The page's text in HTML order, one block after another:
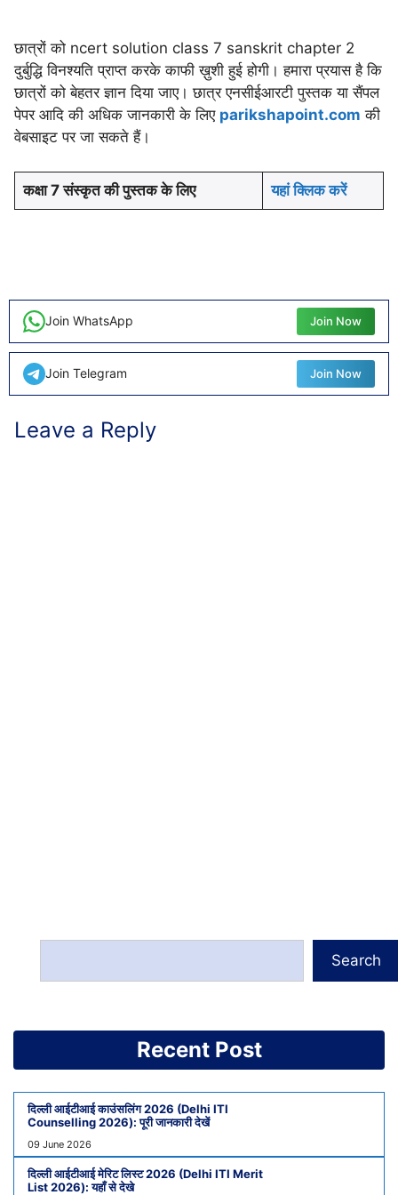
छात्रों को ncert solution class 7 sanskrit chapter 2
दुर्बुद्धि विनश्यति प्राप्त करके काफी ख़ुशी हुई होगी। हमारा प्रयास है कि
छात्रों को बेहतर ज्ञान दिया जाए। छात्र एनसीईआरटी पुस्तक या सैंपल
पेपर आदि की अधिक जानकारी के लिए parikshapoint.com की
वेबसाइट पर जा सकते हैं।
कक्षा 7 संस्कृत की पुस्तक के लिए यहां क्लिक करें
Join WhatsApp Join Now
Join Telegram Join Now
Leave a Reply
Search
Recent Post
दिल्ली आईटीआई काउंसलिंग 2026 (Delhi ITI
Counselling 2026): पूरी जानकारी देखें
09 June 2026
दिल्ली आईटीआई मेरिट लिस्ट 2026 (Delhi ITI Merit
List 2026): यहाँ से देखे